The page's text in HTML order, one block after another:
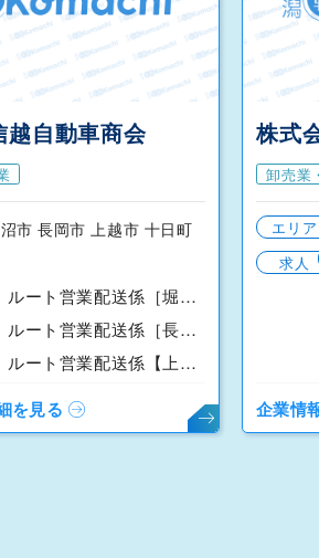
越自動車商会
市 長岡市 上越市 十日町
ルート営業配送係［堀之内営業所］
ルート営業配送係［長岡西営業所］
ルート営業配送係【上越営業所】
を見る
株式
卸売業
エリア
求人
企業情